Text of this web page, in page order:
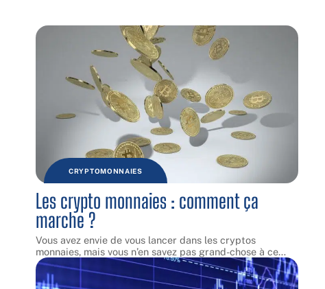
CRYPTOMONNAIES
Les crypto monnaies : comment ça
marche ?
Vous avez envie de vous lancer dans les cryptos
monnaies, mais vous n’en savez pas grand-chose à ce…